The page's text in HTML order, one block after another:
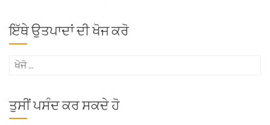
ਇੱਥੇ ਉਤਪਾਦਾਂ ਦੀ ਖੋਜ ਕਰੋ
ਖੋਜੋ
ਤੁਸੀਂ ਪਸੰਦ ਕਰ ਸਕਦੇ ਹੋ